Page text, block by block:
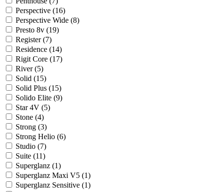
Perspective (16)
Perspective Wide (8)
Presto 8v (19)
Register (7)
Residence (14)
Rigit Core (17)
River (5)
Solid (15)
Solid Plus (15)
Solido Elite (9)
Star 4V (5)
Stone (4)
Strong (3)
Strong Helio (6)
Studio (7)
Suite (11)
Superglanz (1)
Superglanz Maxi V5 (1)
Superglanz Sensitive (1)